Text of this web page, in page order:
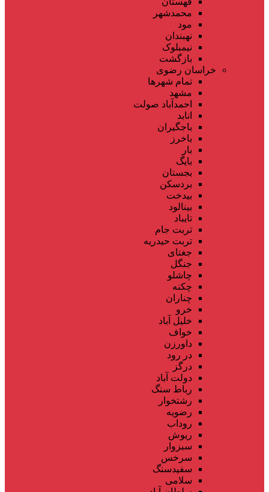
محمدشهر
مود
نهبندان
نیمبلوک
بازگشت
خراسان رضوی
تمام شهر‌ها
مشهد
احمدآباد صولت
انابد
باجگیران
باخرز
بار
بایگ
بجستان
بردسکن
بیدخت
بینالود
تایباد
تربت جام
تربت حیدریه
جغتای
جنگل
چاشلو
چکنه
چناران
خرو
خلیل آباد
خواف
داورزن
در رود
درگز
دولت آباد
رباط سنگ
رشتخوار
رضویه
روداب
ریوش
سبزوار
سرخس
سفیدسنگ
سلامی